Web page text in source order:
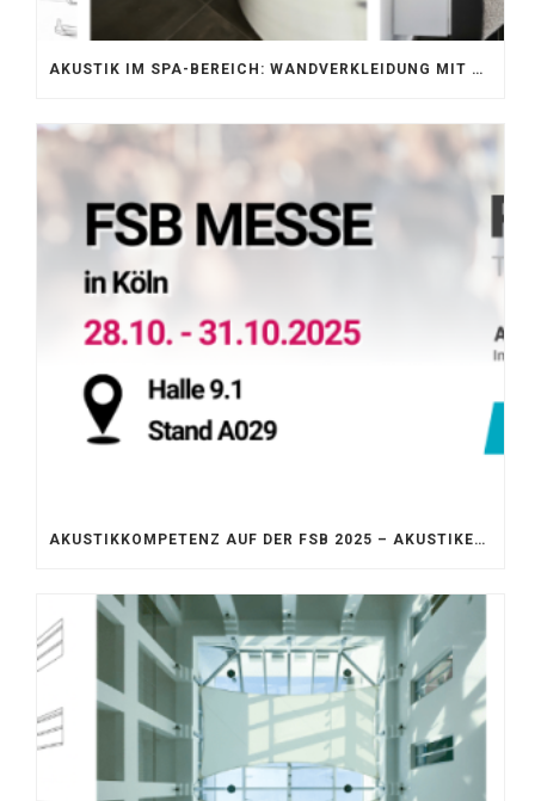
AKUSTIK IM SPA-BEREICH: WANDVERKLEIDUNG MIT SILENTPROTECT CORE
AKUSTIKKOMPETENZ AUF DER FSB 2025 – AKUSTIKELEMENTE FÜR DIE LEBENSRÄUME VON MORGEN